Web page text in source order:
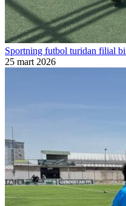
Sportning futbol turidan filial
25 mart 2026